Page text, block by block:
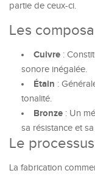
partie de ceux-ci.
Les
Cuivre :
sonore inégalée.
Étain :
tonalité.
Bronze : Un
sa résistance et
Le
La fabrication